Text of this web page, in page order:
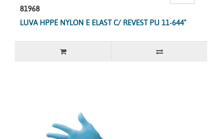
81968
LUVA HPPE NYLON E ELAST C/ REVEST PU 11-644"